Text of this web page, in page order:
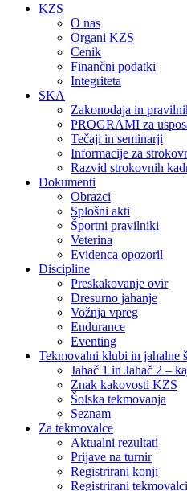
KZS
O nas
Organi KZS
Cenik
Finančni podatki
Integriteta
SKA
Zakonodaja in
PROGRAMI za
Tečaji in seminarji
Informacije za
Razvid strokovnih
Dokumenti
Obrazci
Splošni akti
Športni pravilniki
Veterina
Evidenca opozoril
Discipline
Preskakovanje ovir
Dresurno jahanje
Vožnja vpreg
Endurance
Eventing
Tekmovalni klubi in jahalne
Jahač 1 in Jahač 2 –
Znak kakovosti KZS
Šolska tekmovanja
Seznam
Za tekmovalce
Aktualni rezultati
Prijave na turnir
Registrirani konji
Registrirani tekmovalci